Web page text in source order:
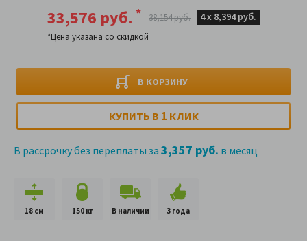
33,576 руб. *
*Цена указана со скидкой
38,154 руб. 4 х 8,394 руб.
В КОРЗИНУ
КУПИТЬ В 1 КЛИК
В рассрочку без переплаты за 3,357 руб. в месяц
18 см 150 кг В наличии 3 года